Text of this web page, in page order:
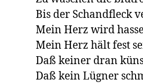
Bis der Schandfleck
Mein Herz wird
Mein Herz hält fest
Daß keiner dran
Daß kein Lügner